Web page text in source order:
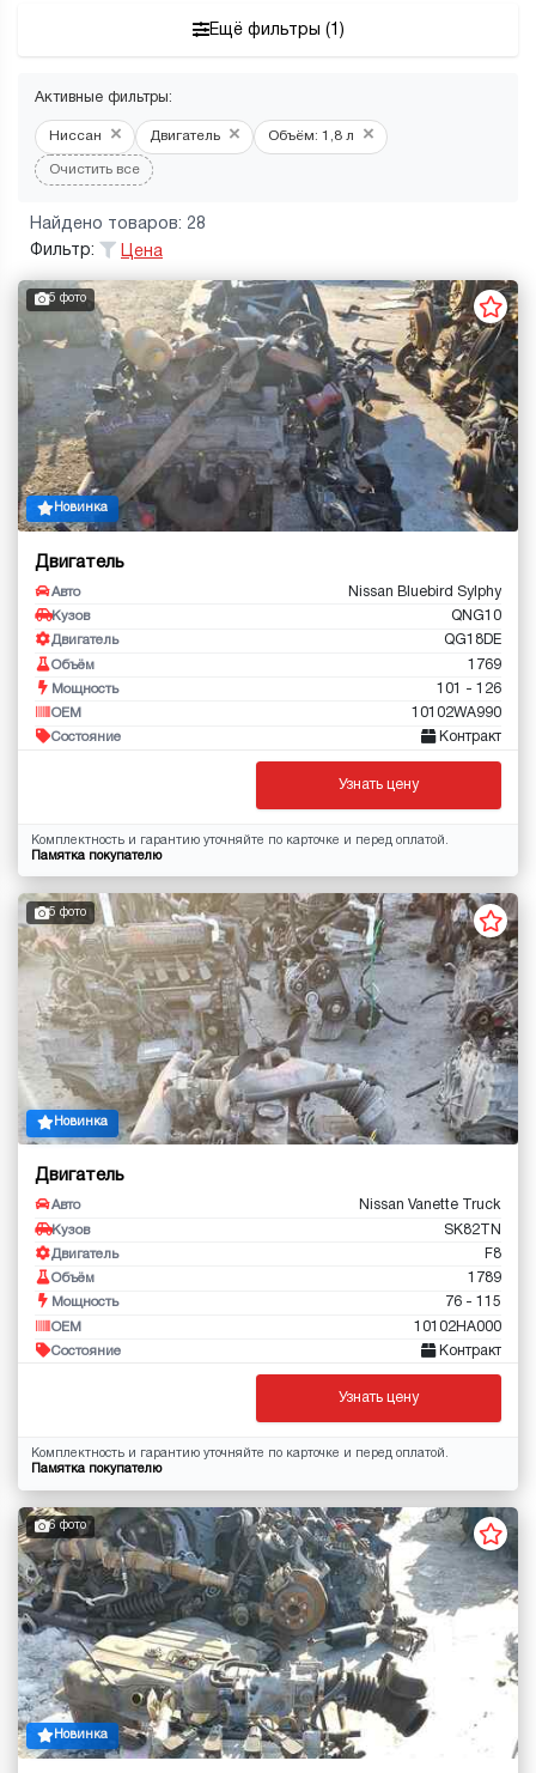
Ещё фильтры (1)
Активные фильтры:
Ниссан × Двигатель × Объём: 1,8 л ×
Очистить все
Найдено товаров: 28
Фильтр:
Цена
5 фото
Новинка
Двигатель
Авто Nissan Bluebird Sylphy
Кузов QNG10
Двигатель QG18DE
Объём 1769
Мощность 101 - 126
OEM 10102WA990
Состояние Контракт
Узнать цену
Комплектность и гарантию уточняйте по карточке и перед оплатой.
Памятка покупателю
5 фото
Новинка
Двигатель
Авто Nissan Vanette Truck
Кузов SK82TN
Двигатель F8
Объём 1789
Мощность 76 - 115
OEM 10102HA000
Состояние Контракт
Узнать цену
Комплектность и гарантию уточняйте по карточке и перед оплатой.
Памятка покупателю
6 фото
Новинка